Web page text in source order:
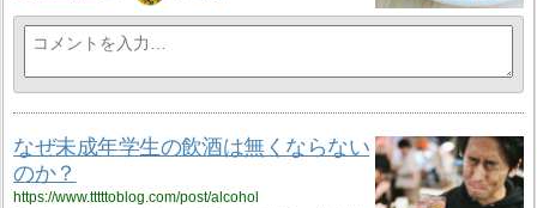
なぜ未成年学生の飲酒は無くならない
のか？
https://www.tttttoblog.com/post/alcohol